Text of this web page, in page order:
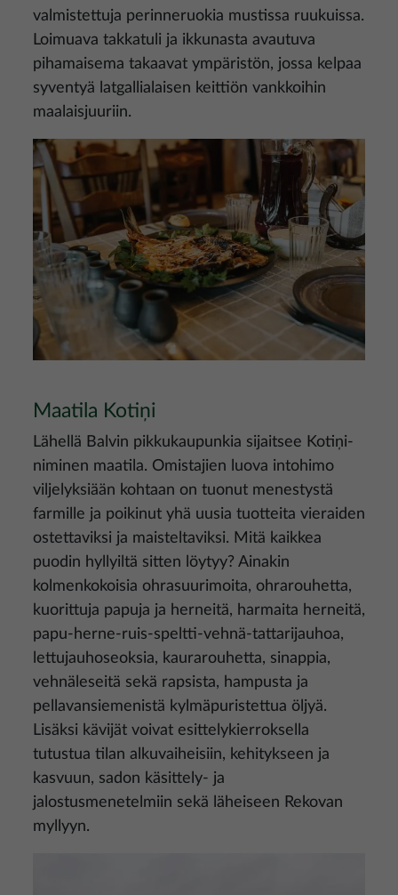
valmistettuja perinneruokia mustissa ruukuissa.
Loimuava takkatuli ja ikkunasta avautuva
pihamaisema takaavat ympäristön, jossa kelpaa
syventyä latgallialaisen keittiön vankkoihin
maalaisjuuriin.
Kuva
Maatila Kotiņi
Lähellä Balvin pikkukaupunkia sijaitsee Kotiņi-
niminen maatila. Omistajien luova intohimo
viljelyksiään kohtaan on tuonut menestystä
farmille ja poikinut yhä uusia tuotteita vieraiden
ostettaviksi ja maisteltaviksi. Mitä kaikkea
puodin hyllyiltä sitten löytyy? Ainakin
kolmenkokoisia ohrasuurimoita, ohrarouhetta,
kuorittuja papuja ja herneitä, harmaita herneitä,
papu-herne-ruis-speltti-vehnä-tattarijauhoa,
lettujauhoseoksia, kaurarouhetta, sinappia,
vehnäleseitä sekä rapsista, hampusta ja
pellavansiemenistä kylmäpuristettua öljyä.
Lisäksi kävijät voivat esittelykierroksella
tutustua tilan alkuvaiheisiin, kehitykseen ja
kasvuun, sadon käsittely- ja
jalostusmenetelmiin sekä läheiseen Rekovan
myllyyn.